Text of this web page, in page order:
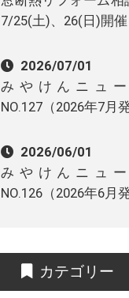
7/25(土)、26(日)開催
2026/07/01
みやけんニュ
NO.127（2026年7月
2026/06/01
みやけんニュ
NO.126（2026年6月
カテゴリー